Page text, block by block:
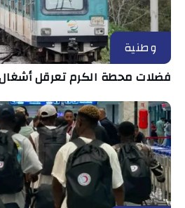
وطنية
فضلات محطة الكرم تعرقل